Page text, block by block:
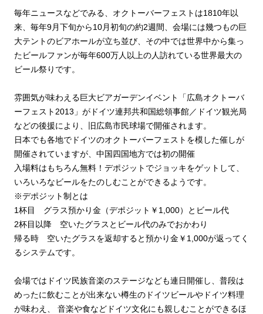
毎年ニュースなどでみる、オクトーバーフェストは1810年以
来、毎年9月下旬から10月初旬の約2週間、会場には幾つもの巨
大テントのビアホールが立ち並び、その中では世界中から集っ
たビールファンが毎年600万人以上の人訪れている世界最大の
ビール祭りです。
雰囲気が味わえる巨大ビアガーデンイベント「広島オクトーバ
ーフェスト2013」がドイツ連邦共和国総領事館／ドイツ観光局
などの後援により、旧広島市民球場で開催されます。
日本でも各地でドイツのオクトーバーフェストを模した催しが
開催されていますが、中国四国地方では初の開催
入場料はもちろん無料！デポジットでジョッキをゲットして、
いろいろなビールをたのしむことができるようです。
※デポジット制とは
1杯目 グラス預かり金（デポジット￥1,000）とビール代
2杯目以降 空いたグラスとビール代のみでおかわり
帰る時 空いたグラスを返却すると預かり金￥1,000が返ってく
るシステムです。
会場ではドイツ民族音楽のステージなども連日開催し、普段は
めったに飲むことが出来ない樽生のドイツビールやドイツ料理
が味わえ、 音楽や食などドイツ文化にも親しむことができるほ